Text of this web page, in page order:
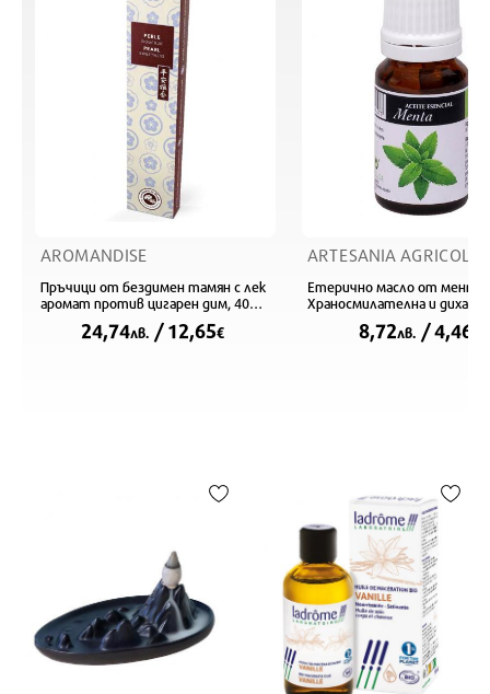
AROMANDISE
Пръчици от бездимен тамян с лек
аромат против цигарен дим, 40
24,74лв./ 12,65€
ARTESANIA AGRICOLA
Етерично масло от мента
Храносмилателна и
8,72лв./ 4,46